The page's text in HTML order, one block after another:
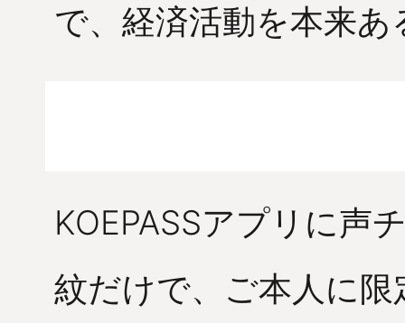
で、経済活動を本来
KOEPASSアプリに声
紋だけで、ご本人に